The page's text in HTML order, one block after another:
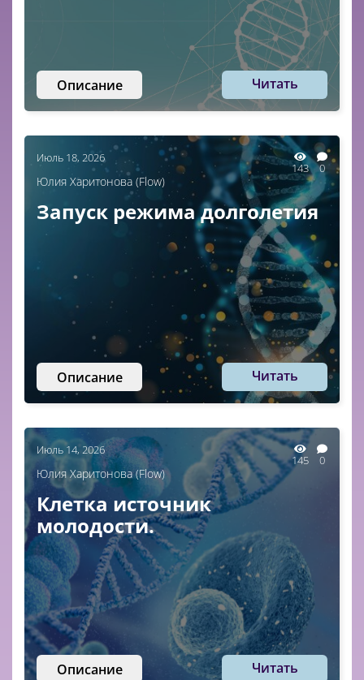
Описание Читать
Июль 18, 2026
143 0
Юлия Харитонова (Flow)
Запуск режима долголетия
Описание Читать
Июль 14, 2026
145 0
Юлия Харитонова (Flow)
Клетка источник
молодости.
Описание Читать